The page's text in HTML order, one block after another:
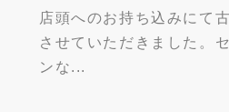
店頭へのお持ち込みにて
させていただきました。
ンな...